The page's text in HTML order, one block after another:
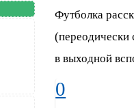
Футболка
(переодически
в выходной
0